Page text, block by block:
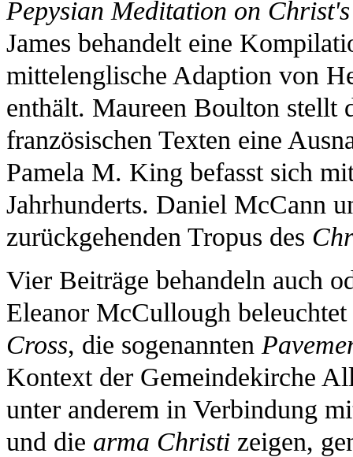
Pepysian Meditation on
James behandelt eine
mittelenglische Adaption von
enthält. Maureen Boulton stellt
französischen Texten eine
Pamela M. King befasst sich
Jahrhunderts. Daniel McCann
zurückgehenden Tropus des
Vier Beiträge behandeln auch
Eleanor McCullough
Cross, die sogenannten
Kontext der Gemeindekirche
unter anderem in Verbindung
und die arma Christi zeigen,